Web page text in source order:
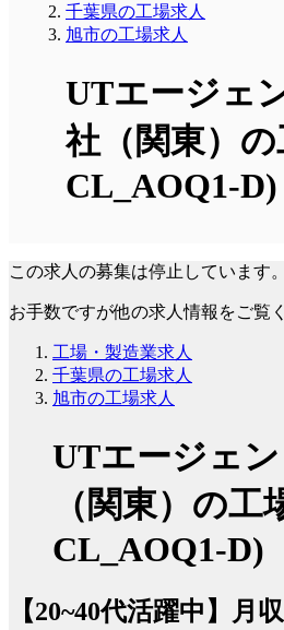
千葉県の工場求人
旭市の工場求人
UTエージェ
社（関東）
CL_AOQ1-D)
この求人の募集は停止しています。
お手数ですが他の求人情報をご覧
工場・製造業求人
千葉県の工場求人
旭市の工場求人
UTエージェ
（関東）の工
CL_AOQ1-D)
【20~40代活躍中】月